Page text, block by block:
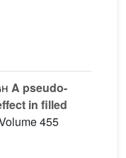
A pseudo-
in filled
455